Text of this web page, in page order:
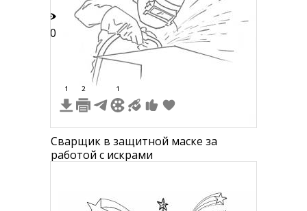
10
1 2 1
Сварщик в защитной маске за
работой с искрами